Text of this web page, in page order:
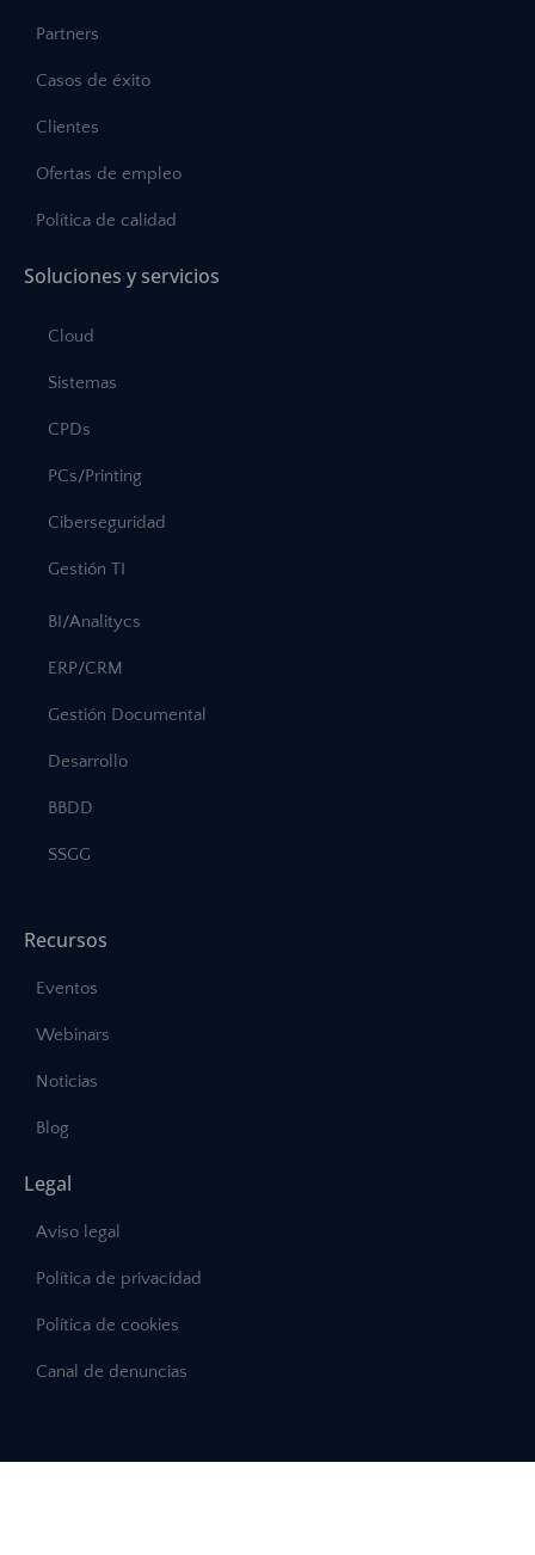
Partners
Casos de éxito
Clientes
Ofertas de empleo
Política de calidad
Soluciones y servicios
Cloud
Sistemas
CPDs
PCs/Printing
Ciberseguridad
Gestión TI
BI/Analitycs
ERP/CRM
Gestión Documental
Desarrollo
BBDD
SSGG
Recursos
Eventos
Webinars
Noticias
Blog
Legal
Aviso legal
Política de privacidad
Política de cookies
Canal de denuncias